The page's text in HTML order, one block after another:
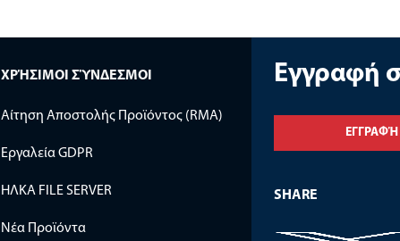
ΧΡΉΣΙΜΟΙ ΣΎΝΔΕΣΜΟΙ
Αίτηση Αποστολής Προϊόντος (RMA)
Εργαλεία GDPR
ΗΛΚΑ FILE SERVER
Νέα Προϊόντα
Eγγραφή
ΕΓΓΡΑΦΉ
SHARE